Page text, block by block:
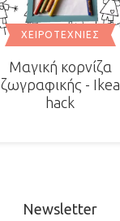
ΧΕΙΡΟΤΕΧΝΊΕΣ
Μαγική κορνίζα
ζωγραφικής - Ikea
hack
Newsletter